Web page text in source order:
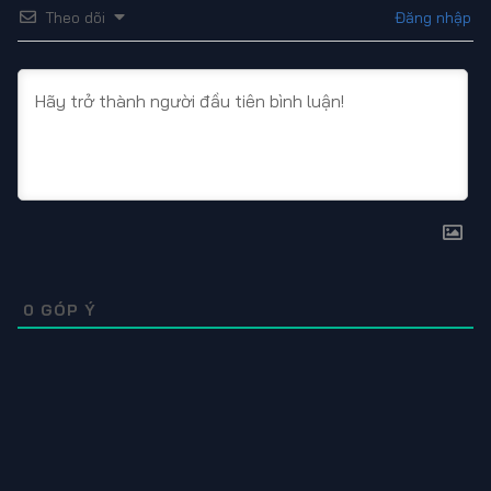
combat không chỉ là kỹ năng mà còn là cuộc đấu trí tâm
lý nghẹt thở giữa các chiến binh Vanguard đầy kiêu hãnh.
Phát hành năm 2026 bởi studio danh tiếng, bộ phim
Theo dõi Đăng nhập
0 GÓP Ý